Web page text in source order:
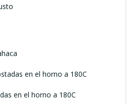
en el horno a 180C
en el horno a 180C